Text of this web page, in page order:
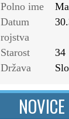
Polno ime
Datum
rojstva
Starost
34
Država
NOVICE